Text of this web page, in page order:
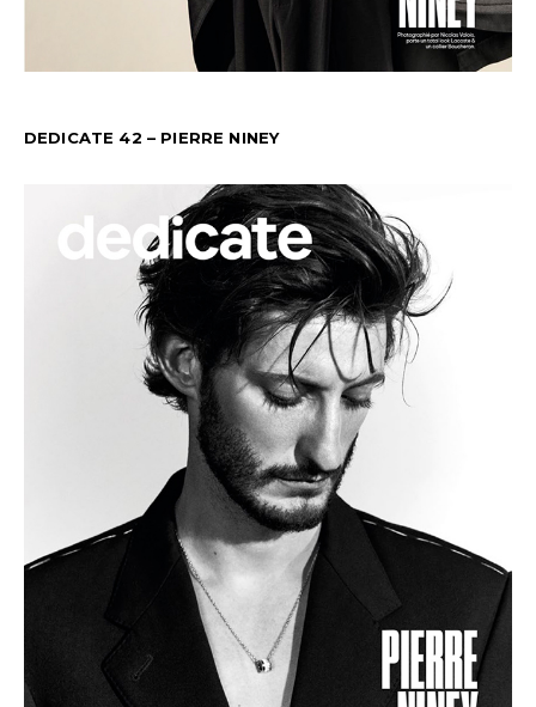
DEDICATE 42 – PIERRE NINEY